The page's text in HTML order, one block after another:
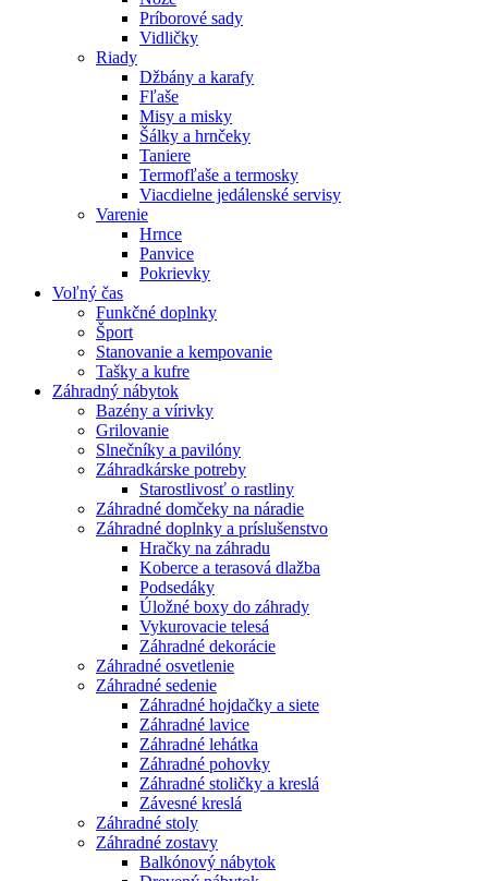
Príborové sady
Vidličky
Riady
Džbány a karafy
Fľaše
Misy a misky
Šálky a hrnčeky
Taniere
Termofľaše a termosky
Viacdielne jedálenské servisy
Varenie
Hrnce
Panvice
Pokrievky
Voľný čas
Funkčné doplnky
Šport
Stanovanie a kempovanie
Tašky a kufre
Záhradný nábytok
Bazény a vírivky
Grilovanie
Slnečníky a pavilóny
Záhradkárske potreby
Starostlivosť o rastliny
Záhradné domčeky na náradie
Záhradné doplnky a príslušenstvo
Hračky na záhradu
Koberce a terasová dlažba
Podsedáky
Úložné boxy do záhrady
Vykurovacie telesá
Záhradné dekorácie
Záhradné osvetlenie
Záhradné sedenie
Záhradné hojdačky a siete
Záhradné lavice
Záhradné lehátka
Záhradné pohovky
Záhradné stoličky a kreslá
Závesné kreslá
Záhradné stoly
Záhradné zostavy
Balkónový nábytok